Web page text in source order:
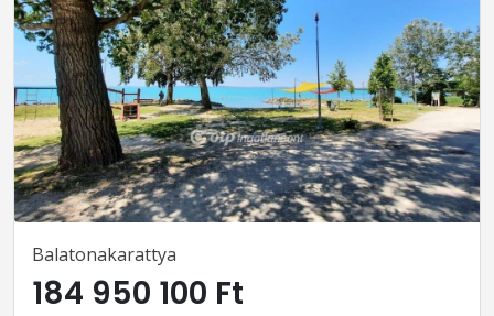
Balatonakarattya
184 950 100 Ft